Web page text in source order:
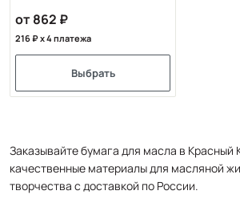
от 862
216 x 4 платежа
Выбрать
Заказывайте бумага для масла в
качественные материалы для масляной
творчества с доставкой по России.